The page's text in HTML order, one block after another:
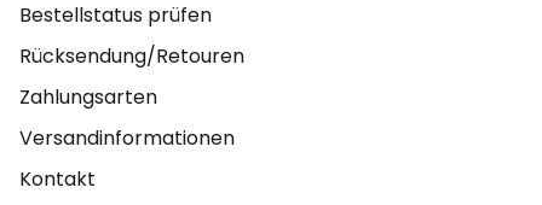
Bestellstatus prüfen
Rücksendung/Retouren
Zahlungsarten
Versandinformationen
Kontakt